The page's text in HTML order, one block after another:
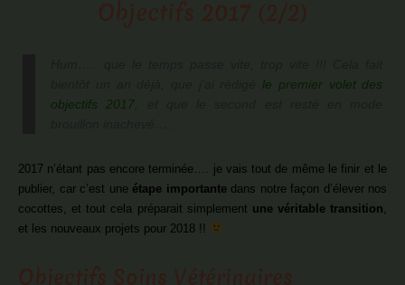
le premier volet des
objectifs 2017
2017 n’étant pas encore terminée…. je vais tout de même le finir et le
publier, car c’est une étape importantedans notre façon d’élever nos
cocottes, et tout cela préparait simplement une véritable transition,
et les nouveaux projets pour 2018 !!